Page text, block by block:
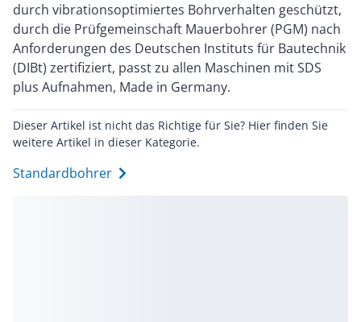
durch vibrationsoptimiertes Bohrverhalten geschützt,
durch die Prüfgemeinschaft Mauerbohrer (PGM) nach
Anforderungen des Deutschen Instituts für Bautechnik
(DIBt) zertifiziert, passt zu allen Maschinen mit SDS
plus Aufnahmen, Made in Germany.
Dieser Artikel ist nicht das Richtige für Sie? Hier finden Sie
weitere Artikel in dieser Kategorie.
Standardbohrer